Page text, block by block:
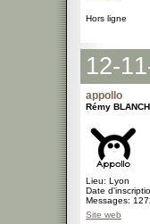
Hors ligne
12-
appollo
Rémy
Lieu: Lyon
Date
Messages:
Site web